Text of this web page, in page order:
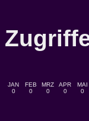
JAN
0
FEB
0
MRZ
0
APR
0
MAI
0